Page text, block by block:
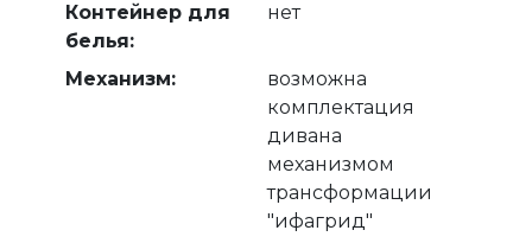
Контейнер для
белья:
нет
Механизм:
возможна
комплектация
дивана
механизмом
трансформации
"ифагрид"